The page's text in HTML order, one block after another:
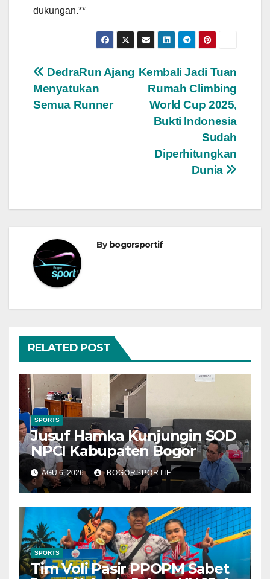
dukungan.**
Navigasi
pos
Kembali Jadi Tuan
Rumah Climbing
World Cup 2025,
Bukti Indonesia
Sudah
Diperhitungkan
Dunia
DedraRun Ajang
Menyatukan
Semua Runner
Bybogorsportif
RELATED POST
SPORTS
Jusuf Hamka Kunjungin SOD
NPCI Kabupaten Bogor
AGU 6, 2026 BOGORSPORTIF
SPORTS
Tim Voli Pasir PPOPM Sabet